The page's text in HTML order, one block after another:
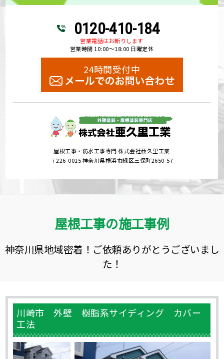
0120-410-184
営業電話はお断りします
営業時間 10:00～18:00 日曜定休
24時間受付中
屋根工事・防水工事専門 株式会社亜久里工業
〒226-0015 神奈川県横浜市緑区三保町2650-57
屋根工事の施工事例
神奈川県地域密着！ご依頼ありがとうございまし
た！
川崎市 外壁 樹脂系サイディング カバー
工法